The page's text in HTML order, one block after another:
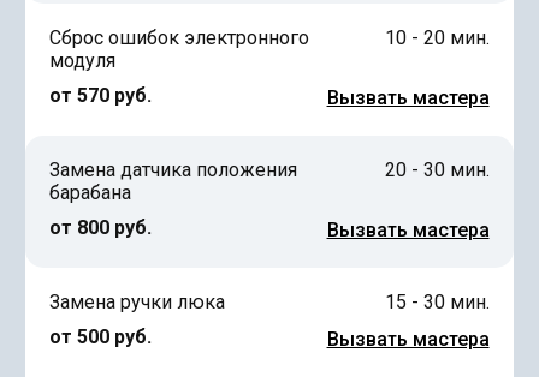
Сброс ошибок электронного
модуля
от 570 руб.
10 - 20 мин.
Вызвать мастера
Замена датчика положения
барабана
от 800 руб.
20 - 30 мин.
Вызвать мастера
Замена ручки люка
от 500 руб.
15 - 30 мин.
Вызвать мастера